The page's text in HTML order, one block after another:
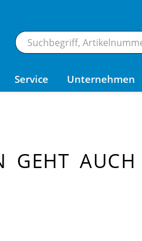
Service Unternehmen
GEHT